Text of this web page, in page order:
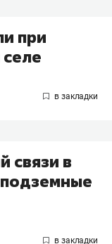
при
связи в
подземные